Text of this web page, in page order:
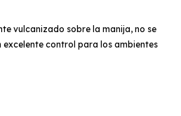
vulcanizado sobre la manija, no se
control para los ambientes